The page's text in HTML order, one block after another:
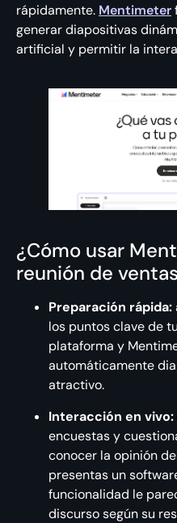
rápidamente. Mentimeter
generar diapositivas
artificial y permitir la
¿Cómo usar
reunión de
Preparación rápida:
los puntos clave de
plataforma y
automáticamente
atractivo.
Interacción en vivo:
encuestas y
conocer la opinión
presentas un
funcionalidad le
discurso según su